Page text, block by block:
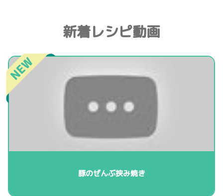
新着レシピ動画
豚のぜんぶ挟み焼き